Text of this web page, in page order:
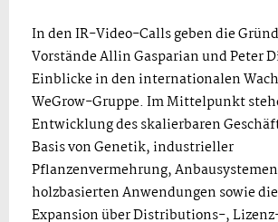
In den IR-Video-Calls geben die
Vorstände Allin Gasparian und Peter
Einblicke in den internationalen
WeGrow-Gruppe. Im Mittelpunkt
Entwicklung des skalierbaren
Basis von Genetik, industrieller
Pflanzenvermehrung,
holzbasierten Anwendungen sowie
Expansion über Distributions-,